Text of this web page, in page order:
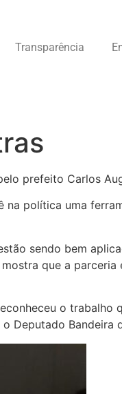
Transparência
prefeito Carlos
política uma
sendo bem
que a
o trabalho
Deputado Bandeira